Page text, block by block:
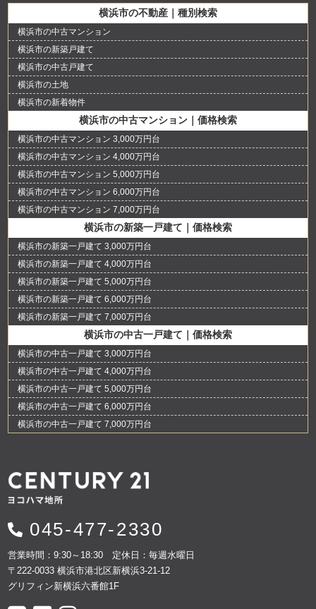
横浜市の不動産｜種別検索
横浜市の中古マンション
横浜市の新築戸建て
横浜市の中古戸建て
横浜市の土地
横浜市の新着物件
横浜市の中古マンション｜価格検索
横浜市の中古マンション 3,000万円台
横浜市の中古マンション 4,000万円台
横浜市の中古マンション 5,000万円台
横浜市の中古マンション 6,000万円台
横浜市の中古マンション 7,000万円台
横浜市の新築一戸建て｜価格検索
横浜市の新築一戸建て 3,000万円台
横浜市の新築一戸建て 4,000万円台
横浜市の新築一戸建て 5,000万円台
横浜市の新築一戸建て 6,000万円台
横浜市の新築一戸建て 7,000万円台
横浜市の中古一戸建て｜価格検索
横浜市の中古一戸建て 3,000万円台
横浜市の中古一戸建て 4,000万円台
横浜市の中古一戸建て 5,000万円台
横浜市の中古一戸建て 6,000万円台
横浜市の中古一戸建て 7,000万円台
045-477-2330
営業時間：9:30～18:30 定休日：毎週水曜日
〒222-0033 横浜市港北区新横浜3-21-12
グリフィン新横浜六番館1F